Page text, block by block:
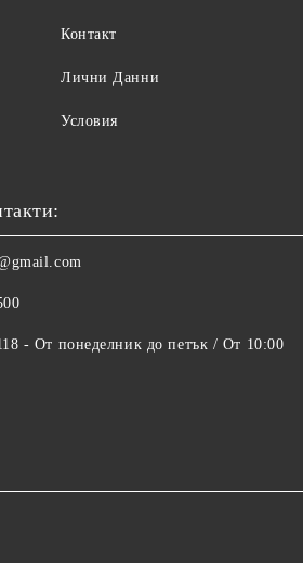
Контакт
Лични Данни
Условия
- От понеделник до петък / От 10:00